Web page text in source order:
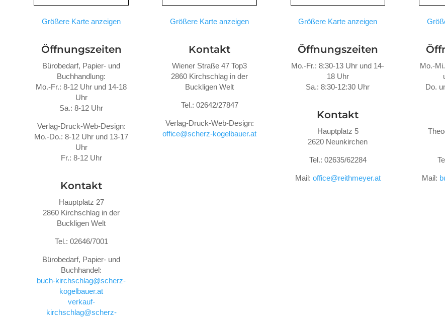
Größere Karte anzeigen
Öffnungszeiten
Bürobedarf, Papier- und
Buchhandlung:
Mo.-Fr.: 8-12 Uhr und 14-18
Uhr
Sa.: 8-12 Uhr
Verlag-Druck-Web-Design:
Mo.-Do.: 8-12 Uhr und 13-17
Uhr
Fr.: 8-12 Uhr
Kontakt
Hauptplatz 27
2860 Kirchschlag in der
Buckligen Welt
Tel.: 02646/7001
Bürobedarf, Papier- und
Buchhandel:
buch-kirchschlag@scherz-
kogelbauer.at
verkauf-
kirchschlag@scherz-
Größere Karte anzeigen
Kontakt
Wiener Straße 47 Top3
2860 Kirchschlag in der
Buckligen Welt
Tel.: 02642/27847
Verlag-Druck-Web-Design:
office@scherz-kogelbauer.at
Größere Karte anzeigen
Öffnungszeiten
Mo.-Fr.: 8:30-13 Uhr und 14-
18 Uhr
Sa.: 8:30-12:30 Uhr
Kontakt
Hauptplatz 5
2620 Neunkirchen
Tel.: 02635/62284
Mail: office@reithmeyer.at
Mo.-
Do.
Mail: